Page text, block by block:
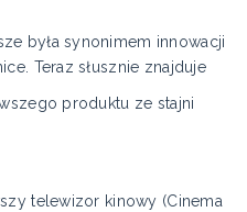
była synonimem innowacji
Teraz słusznie znajduje
produktu ze stajni
telewizor kinowy (Cinema